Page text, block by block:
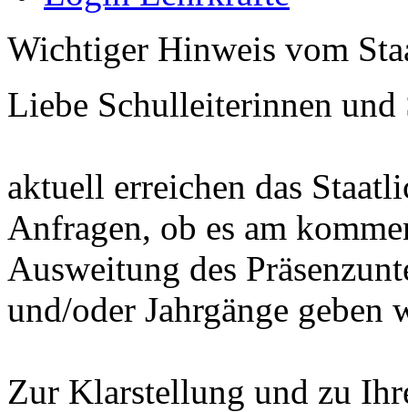
Wichtiger Hinweis vom
Liebe Schulleiterinnen und
aktuell erreichen das
Anfragen, ob es am
Ausweitung des
und/oder Jahrgänge geben
Zur Klarstellung und zu